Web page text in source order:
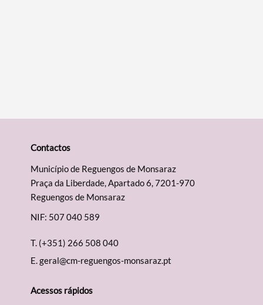
Contactos
Município de Reguengos de Monsaraz
Praça da Liberdade, Apartado 6, 7201-970
Reguengos de Monsaraz
NIF: 507 040 589
T. (+351) 266 508 040
E.geral@cm-reguengos-monsaraz.pt
Acessos rápidos